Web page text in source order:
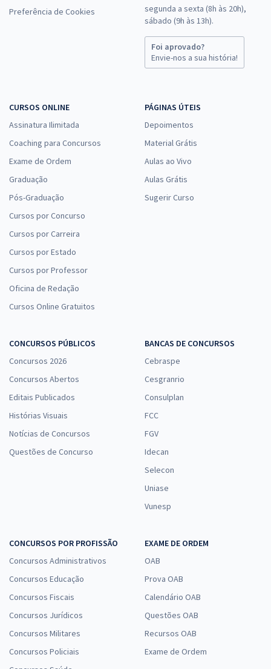
Preferência de Cookies
segunda a sexta (8h às 20h),
sábado (9h às 13h).
Foi aprovado?
Envie-nos a sua história!
CURSOS ONLINE
Assinatura Ilimitada
Coaching para Concursos
Exame de Ordem
Graduação
Pós-Graduação
Cursos por Concurso
Cursos por Carreira
Cursos por Estado
Cursos por Professor
Oficina de Redação
Cursos Online Gratuitos
PÁGINAS ÚTEIS
Depoimentos
Material Grátis
Aulas ao Vivo
Aulas Grátis
Sugerir Curso
CONCURSOS PÚBLICOS
Concursos 2026
Concursos Abertos
Editais Publicados
Histórias Visuais
Notícias de Concursos
Questões de Concurso
BANCAS DE CONCURSOS
Cebraspe
Cesgranrio
Consulplan
FCC
FGV
Idecan
Selecon
Uniase
Vunesp
CONCURSOS POR PROFISSÃO
Concursos Administrativos
Concursos Educação
Concursos Fiscais
Concursos Jurídicos
Concursos Militares
Concursos Policiais
EXAME DE ORDEM
OAB
Prova OAB
Calendário OAB
Questões OAB
Recursos OAB
Exame de Ordem